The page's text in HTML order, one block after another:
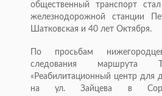
общественный транспорт
железнодорожной станции
Шатковская и 40 лет Октября.
По просьбам
следования
«Реабилитационный центр для
на ул. Зайцева в